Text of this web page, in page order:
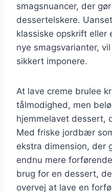
smagsnuancer, der
dessertelskere.
klassiske opskrift eller
nye smagsvarianter,
sikkert imponere.
At lave creme brulee
tålmodighed, men
hjemmelavet dessert,
Med friske jordbær
ekstra dimension, der
endnu mere
brug for en dessert,
overvej at lave en